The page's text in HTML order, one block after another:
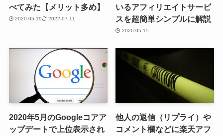
べてみた【メリット多め】
2020-05-19 2022-07-11
いるアフィリエイトサービ
スを超簡単シンプルに解説
2020-05-15
2020年5月のGoogleコアア
ップデートで上位表示され
他人の返信（リプライ）や
コメント欄などに楽天アフ